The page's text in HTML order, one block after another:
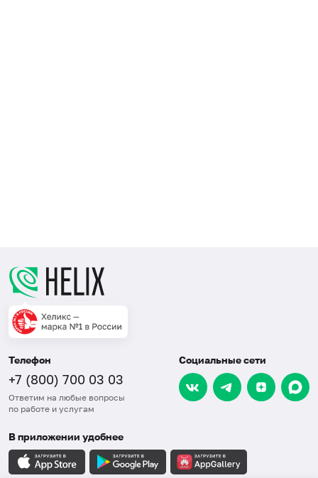
Телефон
+7 (800) 700 03 03
Ответим на любые вопросы
по работе и услугам
Социальные сети
В приложении удобнее